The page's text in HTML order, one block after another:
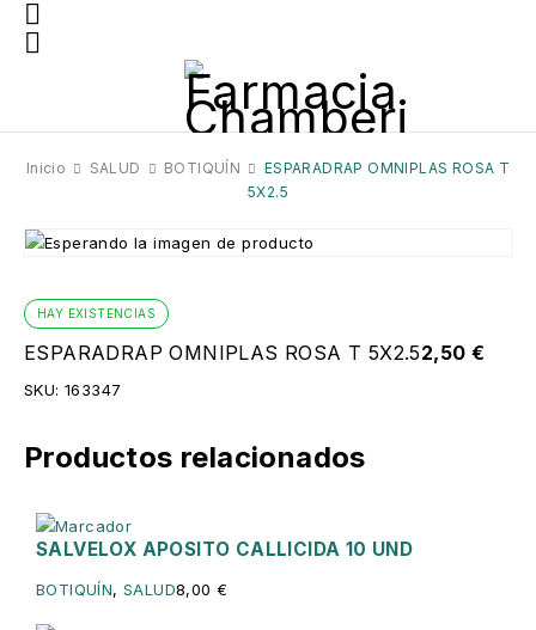
Inicio SALUD BOTIQUÍN
ESPARADRAP OMNIPLAS ROSA T
5X2.5
HAY EXISTENCIAS
ESPARADRAP OMNIPLAS ROSA T 5X2.52,50 €
SKU: 163347
Productos relacionados
SALVELOX APOSITO CALLICIDA 10 UND
BOTIQUÍN,SALUD8,00€